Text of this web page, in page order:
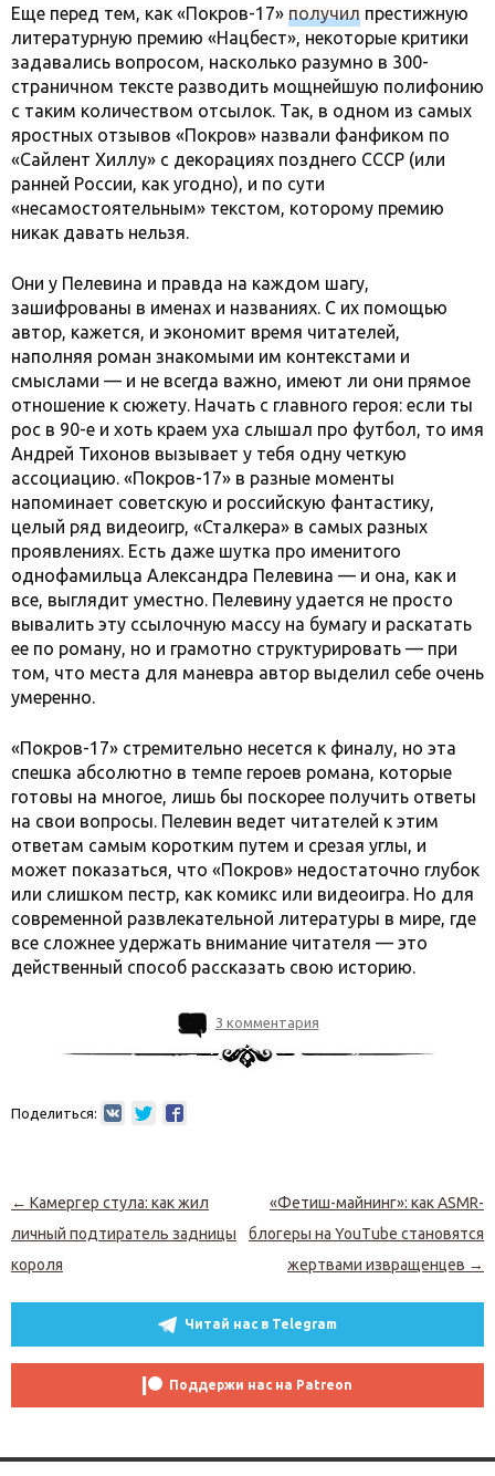
Еще перед тем, как «Покров-17» получил престижную
литературную премию «Нацбест», некоторые критики
задавались вопросом, насколько разумно в 300-
страничном тексте разводить мощнейшую полифонию
с таким количеством отсылок. Так, в одном из самых
яростных отзывов «Покров» назвали фанфиком по
«Сайлент Хиллу» с декорациях позднего СССР (или
ранней России, как угодно), и по сути
«несамостоятельным» текстом, которому премию
никак давать нельзя.
Они у Пелевина и правда на каждом шагу,
зашифрованы в именах и названиях. С их помощью
автор, кажется, и экономит время читателей,
наполняя роман знакомыми им контекстами и
смыслами — и не всегда важно, имеют ли они прямое
отношение к сюжету. Начать с главного героя: если ты
рос в 90-е и хоть краем уха слышал про футбол, то имя
Андрей Тихонов вызывает у тебя одну четкую
ассоциацию. «Покров-17» в разные моменты
напоминает советскую и российскую фантастику,
целый ряд видеоигр, «Сталкера» в самых разных
проявлениях. Есть даже шутка про именитого
однофамильца Александра Пелевина — и она, как и
все, выглядит уместно. Пелевину удается не просто
вывалить эту ссылочную массу на бумагу и раскатать
ее по роману, но и грамотно структурировать — при
том, что места для маневра автор выделил себе очень
умеренно.
«Покров-17» стремительно несется к финалу, но эта
спешка абсолютно в темпе героев романа, которые
готовы на многое, лишь бы поскорее получить ответы
на свои вопросы. Пелевин ведет читателей к этим
ответам самым коротким путем и срезая углы, и
может показаться, что «Покров» недостаточно глубок
или слишком пестр, как комикс или видеоигра. Но для
современной развлекательной литературы в мире, где
все сложнее удержать внимание читателя — это
действенный способ рассказать свою историю.
3 комментария
Поделиться:
Навигация по записям
← Камергер стула: как жил
личный подтиратель задницы
короля
«Фетиш-майнинг»: как ASMR-
блогеры на YouTube становятся
жертвами извращенцев →
Читай нас в Telegram
Поддержи нас на Patreon